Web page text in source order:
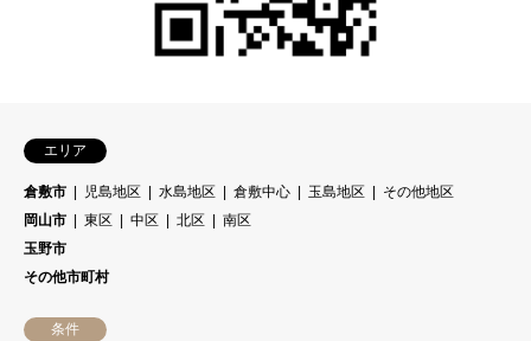
エリア
倉敷市 児島地区 水島地区 倉敷中心 玉島地区
その他地区
岡山市
東区 中区 北区
南区
玉野市
その他市町村
条件